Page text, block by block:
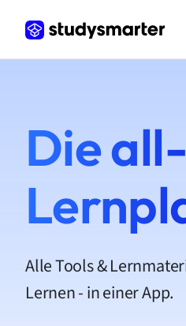
Die
Alle Tools &
Lernen - in einer App.